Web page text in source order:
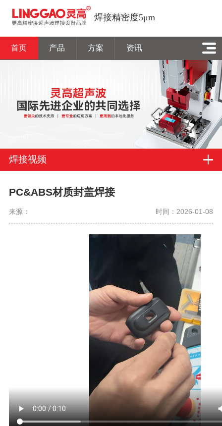
焊接精密度5μm
首页 产品 方案 资讯
焊接视频
PC&ABS材质封盖焊接
来源： 时间：2026-01-08